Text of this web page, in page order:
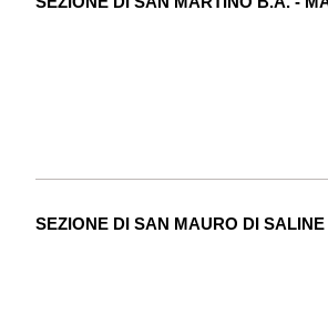
SEZIONE DI SAN MAURO DI SALINE